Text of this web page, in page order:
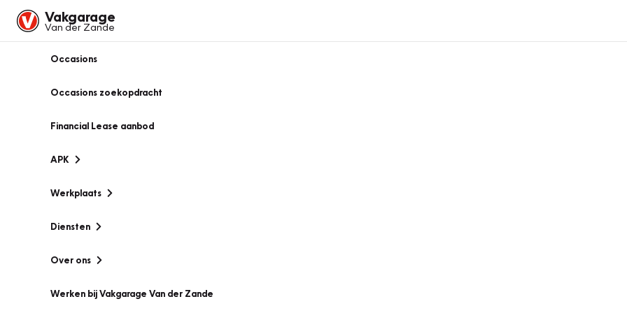
Vakgarage
Van der Zande
Occasions
Occasions zoekopdracht
Financial Lease aanbod
APK
Werkplaats
Diensten
Over ons
Werken bij Vakgarage Van der Zande